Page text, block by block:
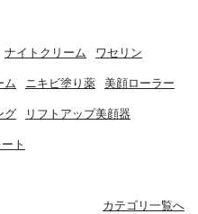
ナイトクリーム ワセリン
ム ニキビ塗り薬 美顔ローラー
グ リフトアップ美顔器
ト
カテゴリ一覧へ